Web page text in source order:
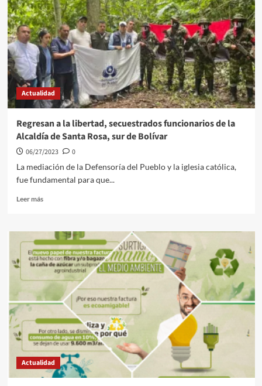
García
Tirado
se
tomó
al
Mercado
de
Bazurto
Actualidad
Regresan a la libertad, secuestrados funcionarios de la
Alcaldía de Santa Rosa, sur de Bolívar
06/27/2023
0
La mediación de la Defensoría del Pueblo y la iglesia católica,
fue fundamental para que...
Leer másLeer
Regresan
a
la
libertad,
secuestrados
funcionarios
de
Alcaldía
de
Santa
Rosa,
sur
de
Actualidad